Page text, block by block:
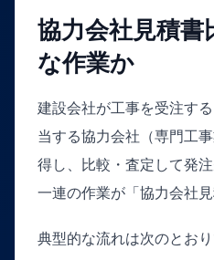
協力会社見積書
な作業か
建設会社が工事を受注す
当する協力会社（専門工
得し、比較・査定して発
一連の作業が「協力会社見
典型的な流れは次のとおり